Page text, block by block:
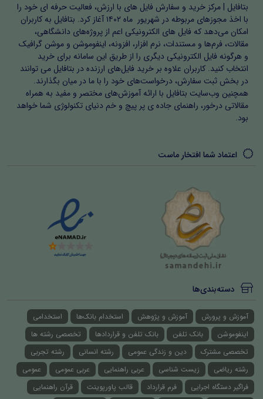
بتافایل | مرکز خرید و سفارش فایل های با ارزش، فعالیت حرفه ای خود را
با اخذ مجوزهای مربوطه در شهریور ماه ۱۴۰۲ آغاز کرد. بتافایل به کاربران
امکان می‌دهد که فایل های الکترونیکی اعم از پروژه‌های دانشگاهی،
مقالات، فرم‌ها و مستندات، نرم افزار، افزونه، اینفوموشن و موشن گرافیک
و هرگونه فایل الکترونیکی دیگری را از طریق این سامانه برای خرید
انتخاب کنید. کاربران علاوه بر خرید فایل‌های ارزنده در بتافایل می توانند
در بخش ثبت سفارش، درخواست‌های خود را با ما در میان بگذارند.
همچنین وب‌سایت بتافایل با ارائه آموزش‌های مختصر و مفید به همراه
مقالاتی درخور، راهنمای جاده ی پر پیچ و خم دنیای تکنولوژی شما خواهد
بود.
اعتماد شما افتخار ماست
دسته‌بندی‌ها
آموزش و پرورش آموزش و پژوهش استخدام بانک‌ها
استخدامی
اینفوموشن
بانک تلفن بانک تلفن و قراردادها
تخصصی رشته ها
تخصصی مشترک
دین و زندگی عمومی رشته انسانی
رشته تجربی
رشته ریاضی
زیست شناسی عربی راهنمایی عربی عمومی
عمومی
فراگیر دستگاه اجرایی
فرم قرارداد قالب پاورپوینت
قرآن راهنمایی